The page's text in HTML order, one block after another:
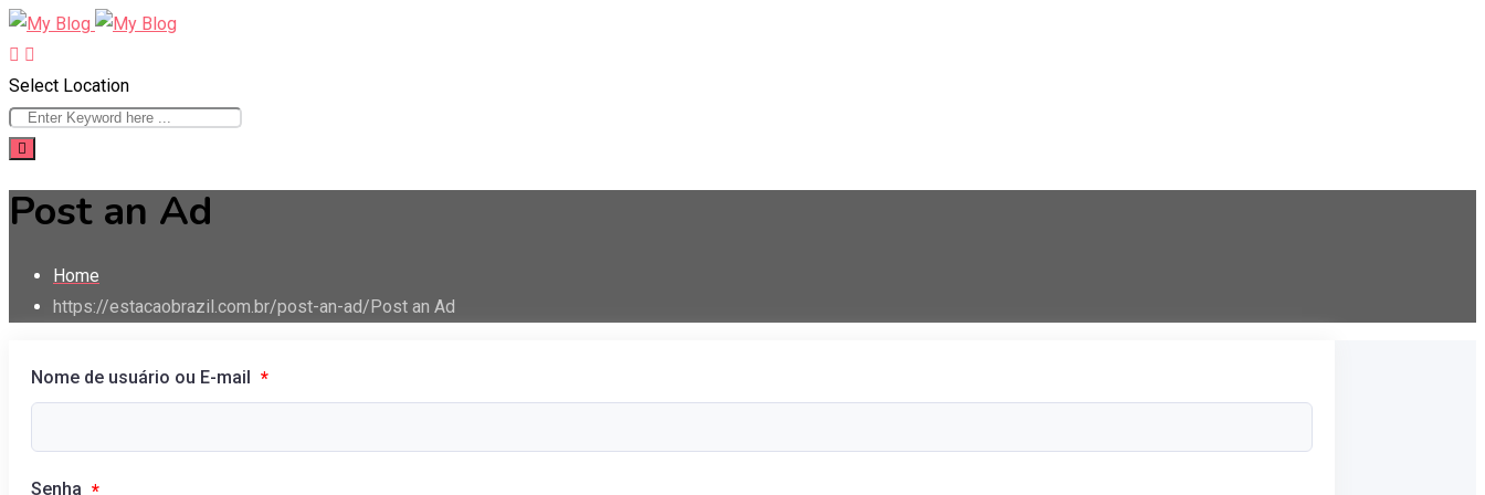
Skip
to
content
Select Location
Post an Ad
Home
https://estacaobrazil.com.br/post-an-ad/ Post an Ad
Nome de usuário ou E-mail *
Senha